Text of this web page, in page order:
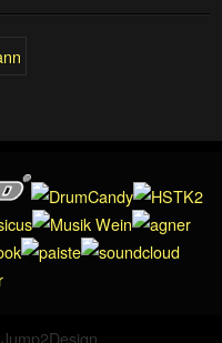
Jump2Design